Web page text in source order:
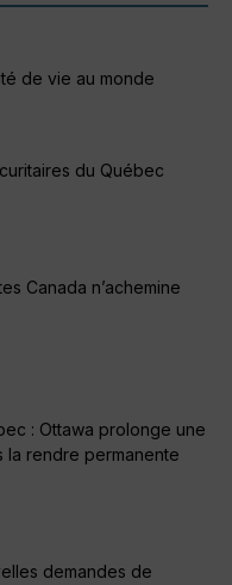
de vie au monde
du Québec
Canada n’achemine
: Ottawa prolonge une
la rendre permanente
demandes de